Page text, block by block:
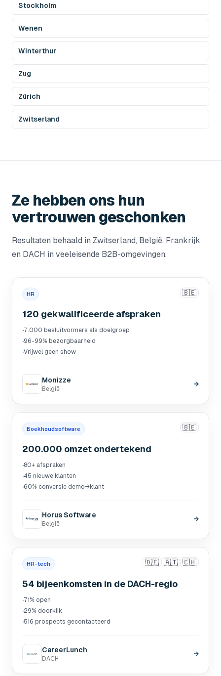
Stockholm
Wenen
Winterthur
Zug
Zürich
Zwitserland
Ze hebben ons hun
vertrouwen geschonken
Resultaten behaald in Zwitserland, België, Frankrijk
en DACH in veeleisende B2B-omgevingen.
HR 🇧🇪
120 gekwalificeerde afspraken
·7.000 besluitvormers als doelgroep
·96-99% bezorgbaarheid
·Vrijwel geen show
Monizze
België
→
Boekhoudsoftware 🇧🇪
200.000 omzet ondertekend
·80+ afspraken
·45 nieuwe klanten
·60% conversie demo→klant
Horus Software
België
→
HR-tech 🇩🇪 🇦🇹 🇨🇭
54 bijeenkomsten in de DACH-regio
·71% open
·29% doorklik
·516 prospects gecontacteerd
CareerLunch
DACH
→